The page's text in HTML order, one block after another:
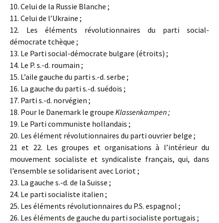
10. Celui de la Russie Blanche ;
11. Celui de l’Ukraine ;
12. Les éléments révolutionnaires du parti social-
démocrate tchèque ;
13. Le Parti social-démocrate bulgare (étroits) ;
14. Le P. s.-d. roumain ;
15. L’aile gauche du parti s.-d. serbe ;
16. La gauche du parti s.-d. suédois ;
17. Parti s.-d. norvégien ;
18. Pour le Danemark le groupe Klassenkampen ;
19. Le Parti communiste hollandais ;
20. Les élément révolutionnaires du parti ouvrier belge ;
21 et 22. Les groupes et organisations à l’intérieur du
mouvement socialiste et syndicaliste français, qui, dans
l’ensemble se solidarisent avec Loriot ;
23. La gauche s.-d. de la Suisse ;
24. Le parti socialiste italien ;
25. Les éléments révolutionnaires du P.S. espagnol ;
26. Les éléments de gauche du parti socialiste portugais ;